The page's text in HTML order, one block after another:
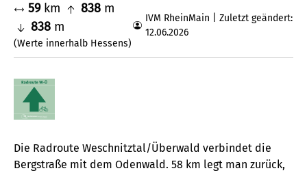
59km 838 m
838 m
(Werte innerhalb Hessens)
IVM RheinMain | Zuletzt geändert:
12.06.2026
Die Radroute Weschnitztal/Überwald verbindet die
Bergstraße mit dem Odenwald. 58 km legt man zurück,